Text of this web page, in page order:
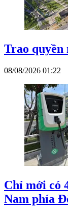
Trao quyền
08/08/2026 01:22
Chỉ mới có
Nam phía